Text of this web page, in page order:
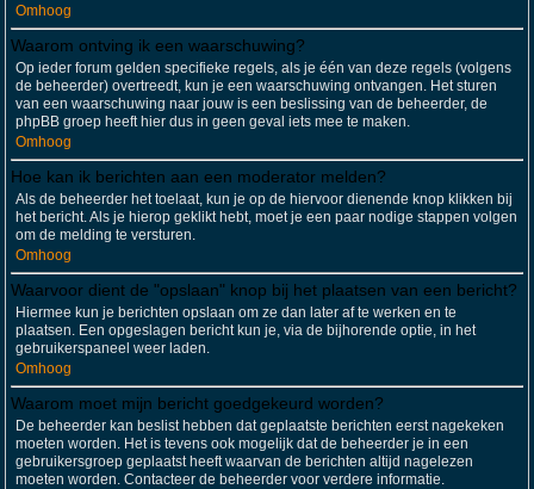
Omhoog
Waarom ontving ik een waarschuwing?
Op ieder forum gelden specifieke regels, als je één van deze regels (volgens
de beheerder) overtreedt, kun je een waarschuwing ontvangen. Het sturen
van een waarschuwing naar jouw is een beslissing van de beheerder, de
phpBB groep heeft hier dus in geen geval iets mee te maken.
Omhoog
Hoe kan ik berichten aan een moderator melden?
Als de beheerder het toelaat, kun je op de hiervoor dienende knop klikken bij
het bericht. Als je hierop geklikt hebt, moet je een paar nodige stappen volgen
om de melding te versturen.
Omhoog
Waarvoor dient de "opslaan" knop bij het plaatsen van een bericht?
Hiermee kun je berichten opslaan om ze dan later af te werken en te
plaatsen. Een opgeslagen bericht kun je, via de bijhorende optie, in het
gebruikerspaneel weer laden.
Omhoog
Waarom moet mijn bericht goedgekeurd worden?
De beheerder kan beslist hebben dat geplaatste berichten eerst nagekeken
moeten worden. Het is tevens ook mogelijk dat de beheerder je in een
gebruikersgroep geplaatst heeft waarvan de berichten altijd nagelezen
moeten worden. Contacteer de beheerder voor verdere informatie.